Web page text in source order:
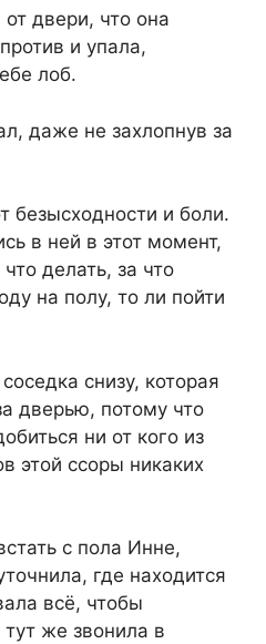
двери, что она
и упала,
лоб.
даже не захлопнув за
безысходности и боли.
в ней в этот момент,
делать, за что
на полу, то ли пойти
снизу, которая
дверью, потому что
ни от кого из
этой ссоры никаких
с пола Инне,
где находится
всё, чтобы
тут же звонила в